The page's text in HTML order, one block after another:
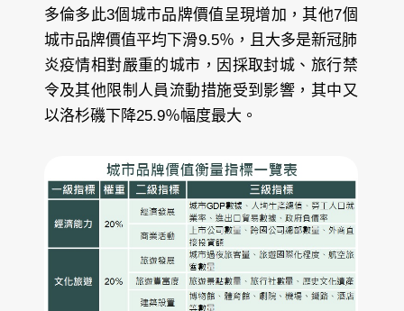
多倫多此3個城市品牌價值呈現增加，其他7個
城市品牌價值平均下滑9.5％，且大多是新冠肺
炎疫情相對嚴重的城市，因採取封城、旅行禁
令及其他限制人員流動措施受到影響，其中又
以洛杉磯下降25.9％幅度最大。